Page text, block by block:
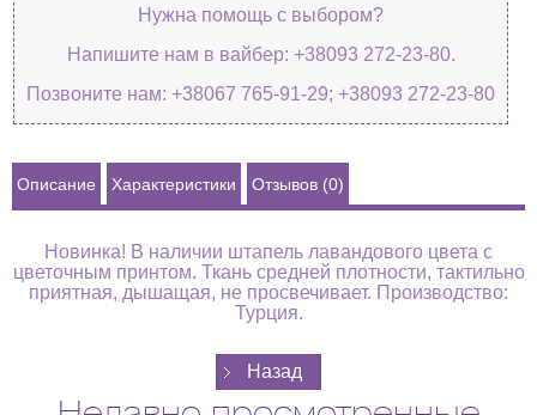
Нужна помощь с выбором?
Напишите нам в вайбер: +38093 272-23-80.
Позвоните нам: +38067 765-91-29; +38093 272-23-80
Описание Характеристики Отзывов (0)
Новинка! В наличии штапель лавандового цвета с
цветочным принтом. Ткань средней плотности, тактильно
приятная, дышащая, не просвечивает. Производство:
Турция.